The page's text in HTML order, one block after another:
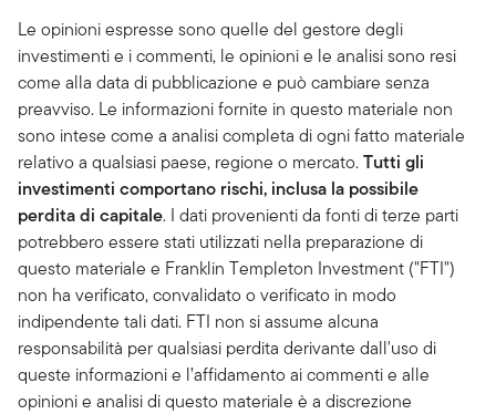
Le opinioni espresse sono quelle del gestore degli
investimenti e i commenti, le opinioni e le analisi sono resi
come alla data di pubblicazione e può cambiare senza
preavviso. Le informazioni fornite in questo materiale non
sono intese come a analisi completa di ogni fatto materiale
relativo a qualsiasi paese, regione o mercato.Tutti gli
investimenti comportano rischi, inclusa la possibile
perdita di capitale. I dati provenienti da fonti di terze parti
potrebbero essere stati utilizzati nella preparazione di
questo materiale e Franklin Templeton Investment ("FTI")
non ha verificato, convalidato o verificato in modo
indipendente tali dati. FTI non si assume alcuna
responsabilità per qualsiasi perdita derivante dall'uso di
queste informazioni e l’affidamento ai commenti e alle
opinioni e analisi di questo materiale è a discrezione